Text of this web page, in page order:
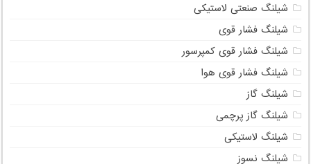
شیلنگ صنعتی لاستیکی
شیلنگ فشار قوی
شیلنگ فشار قوی کمپرسور
شیلنگ فشار قوی هوا
شیلنگ گاز
شیلنگ گاز پرچمی
شیلنگ لاستیکی
شیلنگ نسوز